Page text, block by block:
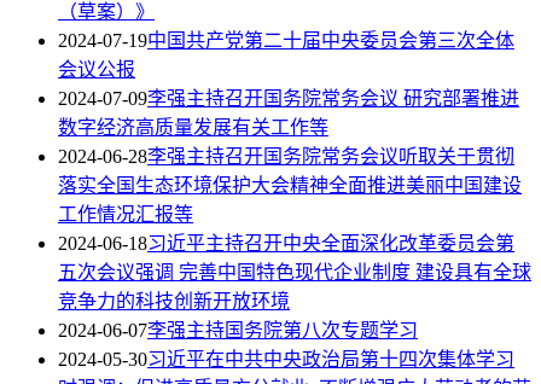
（草案）》
2024-07-19中国共产党第二十届中央委员会第三次全体
会议公报
2024-07-09李强主持召开国务院常务会议 研究部署推进
数字经济高质量发展有关工作等
2024-06-28李强主持召开国务院常务会议听取关于贯彻
落实全国生态环境保护大会精神全面推进美丽中国建设
工作情况汇报等
2024-06-18习近平主持召开中央全面深化改革委员会第
五次会议强调 完善中国特色现代企业制度 建设具有全球
竞争力的科技创新开放环境
2024-06-07李强主持国务院第八次专题学习
2024-05-30习近平在中共中央政治局第十四次集体学习